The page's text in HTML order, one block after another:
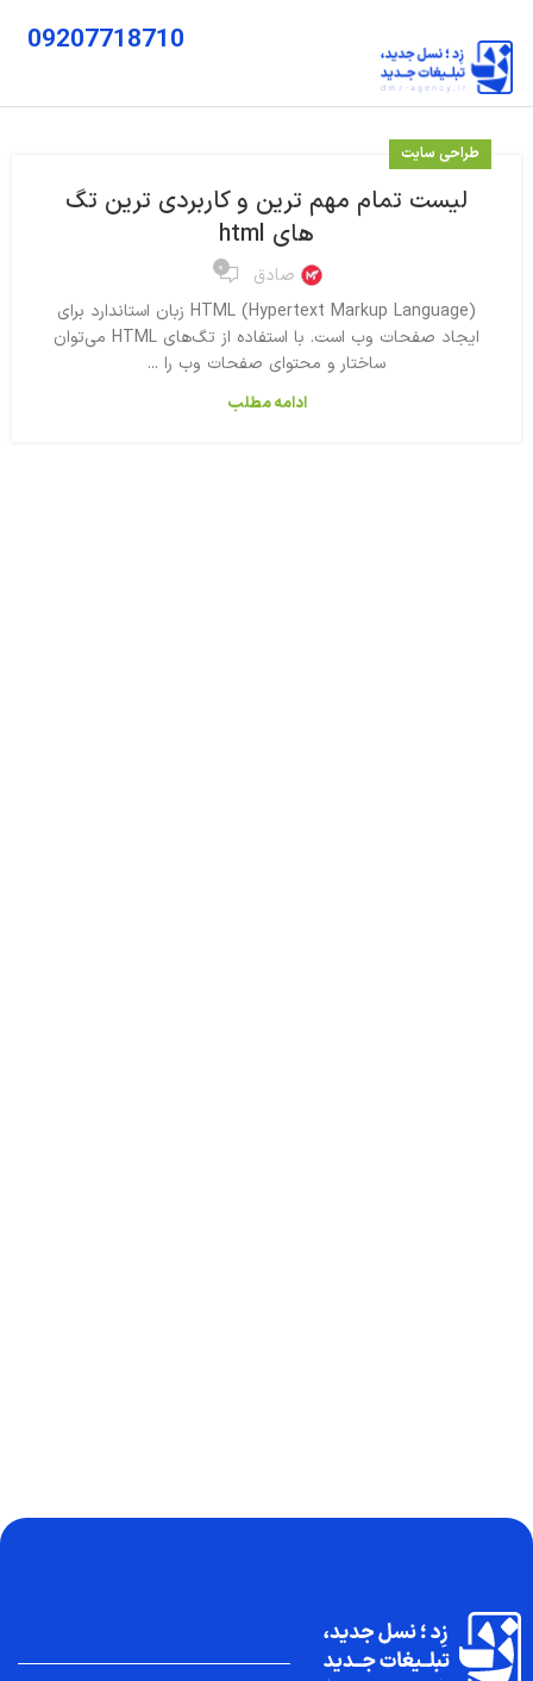
09207718710
طراحی سایت
لیست تمام مهم ترین و کاربردی ترین تگ
های html
صادق ۰
HTML (Hypertext Markup Language) زبان استاندارد برای
ایجاد صفحات وب است. با استفاده از تگ‌های HTML می‌توان
ساختار و محتوای صفحات وب را ...
ادامه مطلب